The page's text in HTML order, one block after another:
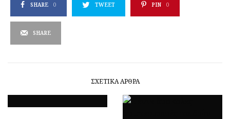
SHARE 0 TWEET PIN 0
SHARE
ΣΧΕΤΙΚΆ ΆΡΘΡΑ